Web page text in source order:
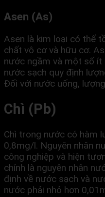
Asen (As)
Asen là kim loại có thể
chất vô cơ và hữu cơ.
nước ngầm và một số ít
nước sạch quy định
Đối với nước uống,
Chì (Pb)
Chì trong nước có hàm
0,8mg/l. Nguyên nhân
công nghiệp và hiện
chính là nguyên nhân
định về nước sạch và
nước phải nhỏ hơn